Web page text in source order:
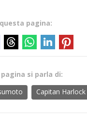
pagina:
si parla di:
Capitan Harlock